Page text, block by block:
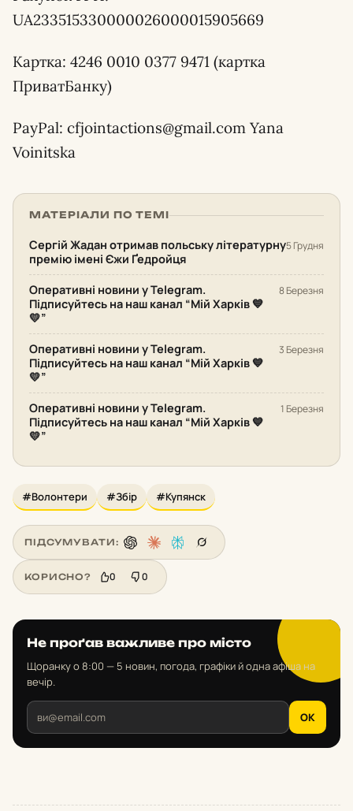
UA233515330000026000015905669
Картка: 4246 0010 0377 9471 (картка
ПриватБанку)
PayPal: cfjointactions@gmail.com Yana
Voinitska
МАТЕРІАЛИ ПО ТЕМІ
Сергій Жадан отримав польську літературну
премію імені Єжи Ґедройця
5 Грудня
Оперативні новини у Telegram.
Підписуйтесь на наш канал “Мій Харків 💙
💛”
8 Березня
Оперативні новини у Telegram.
Підписуйтесь на наш канал “Мій Харків 💙
💛”
3 Березня
Оперативні новини у Telegram.
Підписуйтесь на наш канал “Мій Харків 💙
💛”
1 Березня
#Волонтери #Збір #Купянск
ПІДСУМУВАТИ:
КОРИСНО? 0 0
Не проґав важливе про місто
Щоранку о 8:00 — 5 новин, погода, графіки й одна афіша на
вечір.
OK